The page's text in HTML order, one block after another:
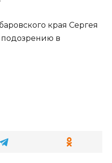
края Сергея
в